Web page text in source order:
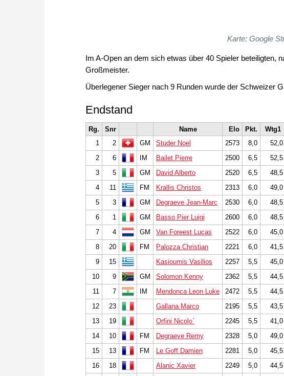
Karte: Google
Im A-Open an dem sich etwas über 40 Spieler beteiligten,
Großmeister.
Überlegener Sieger nach 9 Runden wurde der Schweizer
Endstand
Rg. Snr Name Elo Pkt. Wtg1
1
2 GM Studer Noel 2573 8,0 52,0
2
6 IM Bailet Pierre 2500 6,5 52,5
3
5 GM David Alberto 2520 6,5 48,5
4
11 FM Krallis Christos 2313 6,0 49,0
5
3 GM Degraeve Jean-Marc 2530 6,0 48,5
6
1 GM Basso Pier Luigi 2600 6,0 48,5
7
4 GM Van Foreest Lucas 2522 6,0 45,0
8
20 FM Palozza Christian 2221 6,0 41,5
9
15 Kasioumis Vasilios 2257 5,5 45,0
10
9 GM Solomon Kenny 2362 5,5 44,5
11
7 IM Mendonca Leon Luke 2472 5,5 44,5
12
23 Gallana Marco 2195 5,5 43,5
13
19 Orfini Nicolo` 2245 5,5 41,0
14
10 FM Degraeve Remy 2328 5,0 49,0
15
13 FM Le Goff Damien 2281 5,0 45,5
16
18 Alanic Xavier 2249 5,0 44,5